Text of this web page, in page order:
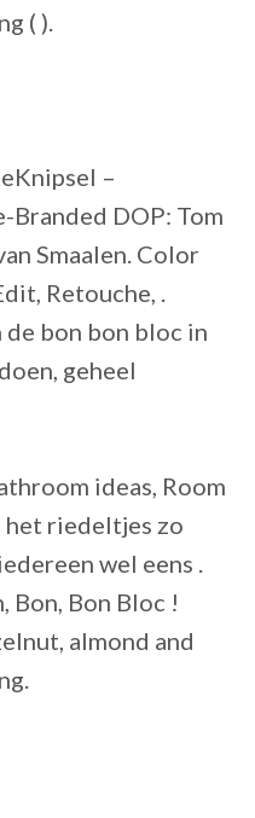
( ).
–
Branded DOP: Tom
Smaalen. Color
Retouche, .
de bon bon bloc in
geheel
ideas, Room
het riedeltjes zo
wel eens .
Bon, Bon Bloc !
almond and